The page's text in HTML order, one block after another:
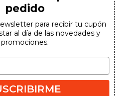
pedido
para recibir tu cupón
al día de las novedades y
promociones.